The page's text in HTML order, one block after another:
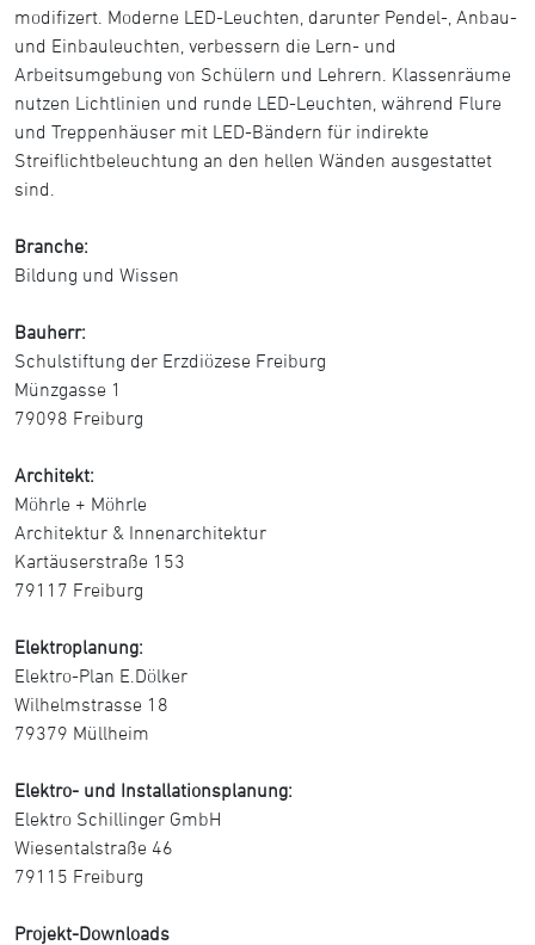
modifizert. Moderne LED-Leuchten, darunter Pendel-, Anbau-
und Einbauleuchten, verbessern die Lern- und
Arbeitsumgebung von Schülern und Lehrern. Klassenräume
nutzen Lichtlinien und runde LED-Leuchten, während Flure
und Treppenhäuser mit LED-Bändern für indirekte
Streiflichtbeleuchtung an den hellen Wänden ausgestattet
sind.
Branche:
Bildung und Wissen
Bauherr:
Schulstiftung der Erzdiözese Freiburg
Münzgasse 1
79098 Freiburg
Architekt:
Möhrle + Möhrle
Architektur & Innenarchitektur
Kartäuserstraße 153
79117 Freiburg
Elektroplanung:
Elektro-Plan E.Dölker
Wilhelmstrasse 18
79379 Müllheim
Elektro- und Installationsplanung:
Elektro Schillinger GmbH
Wiesentalstraße 46
79115 Freiburg
Projekt-Downloads